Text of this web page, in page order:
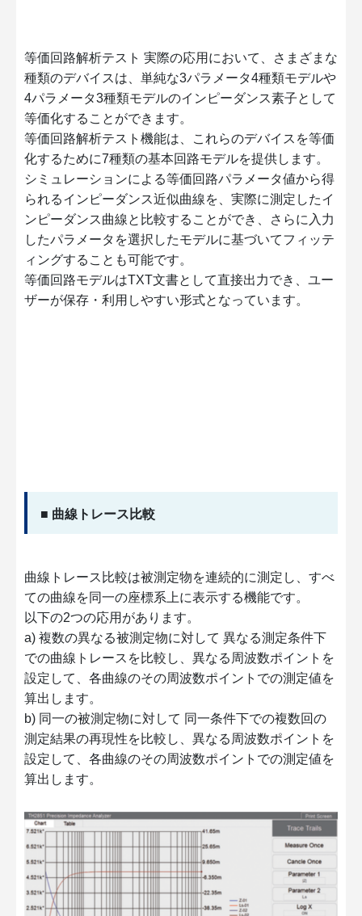
等価回路解析テスト 実際の応用において、さまざまな
種類のデバイスは、単純な3パラメータ4種類モデルや
4パラメータ3種類モデルのインピーダンス素子として
等価化することができます。
等価回路解析テスト機能は、これらのデバイスを等価
化するために7種類の基本回路モデルを提供します。
シミュレーションによる等価回路パラメータ値から得
られるインピーダンス近似曲線を、実際に測定したイ
ンピーダンス曲線と比較することができ、さらに入力
したパラメータを選択したモデルに基づいてフィッテ
ィングすることも可能です。
等価回路モデルはTXT文書として直接出力でき、ユー
ザーが保存・利用しやすい形式となっています。
■ 曲線トレース比較
曲線トレース比較は被測定物を連続的に測定し、すべ
ての曲線を同一の座標系上に表示する機能です。
以下の2つの応用があります。
a) 複数の異なる被測定物に対して 異なる測定条件下
での曲線トレースを比較し、異なる周波数ポイントを
設定して、各曲線のその周波数ポイントでの測定値を
算出します。
b) 同一の被測定物に対して 同一条件下での複数回の
測定結果の再現性を比較し、異なる周波数ポイントを
設定して、各曲線のその周波数ポイントでの測定値を
算出します。